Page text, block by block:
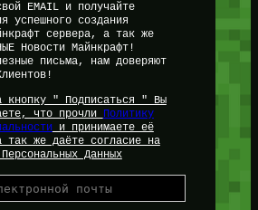
EMAIL и получайте
успешного создания
сервера, а так же
Новости Майнкрафт!
письма, нам доверяют
кнопку " Подписаться " Вы
что прочли
Политику
и принимаете её
так же даёте согласие на
Данных